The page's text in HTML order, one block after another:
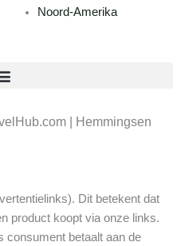
Noord-Amerika
| Hemmingsen
Dit betekent dat
product koopt via onze links.
consument betaalt aan de